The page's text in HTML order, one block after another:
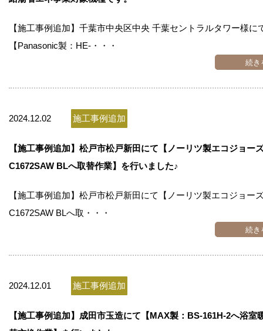
【施工事例追加】千葉市中央区中央 千葉セントラルタワー様に
【Panasonic製：HE-・・・
続き
2024.12.02 施工事例追加
【施工事例追加】松戸市松戸新田にて【ノーリツ製エコジョー
C1672SAW BLへ取替作業】を行いました♪
【施工事例追加】松戸市松戸新田にて【ノーリツ製エコジョー
C1672SAW BLへ取・・・
続き
2024.12.01 施工事例追加
【施工事例追加】成田市玉造にて【MAX製：BS-161H-2へ浴室